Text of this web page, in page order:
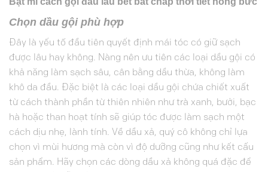
Chọn dầu gội phù hợp
Đây là yếu tố đầu tiên quyết định mái tóc có giữ sạch
được lâu hay không. Nàng nên ưu tiên các loại dầu gội có
khả năng làm sạch sâu, cân bằng dầu thừa, không làm
khô da đầu. Đặc biệt là các loại dầu gội chứa chiết xuất
từ cách thành phần từ thiên nhiên như trà xanh, bưởi, bạc
hà hoặc than hoạt tính sẽ giúp tóc được làm sạch một
cách dịu nhẹ, lành tính. Về dầu xả, quý cô không chỉ lựa
chọn vì mùi hương mà còn vì độ dưỡng cũng như kết cấu
sản phẩm. Hãy chọn các dòng dầu xả không quá đặc để